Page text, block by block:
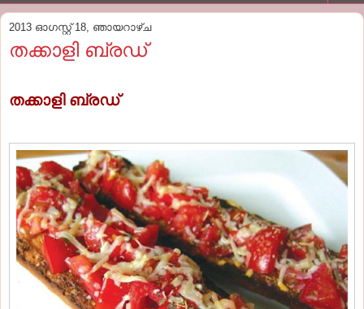
2013 ഓഗസ്റ്റ് 18, ഞായറാഴ്‌ച
തക്കാളി ബ്രഡ്
തക്കാളി ബ്രഡ്